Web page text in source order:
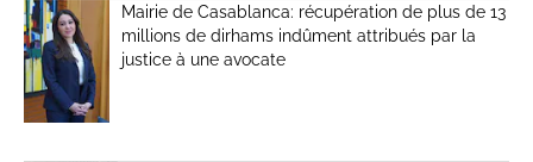
Mairie de Casablanca: récupération de plus de 13
millions de dirhams indûment attribués par la
justice à une avocate